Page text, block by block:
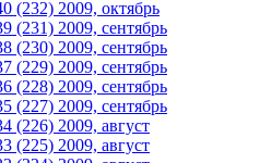
(232) 2009, октябрь
(231) 2009, сентябрь
(230) 2009, сентябрь
(229) 2009, сентябрь
(228) 2009, сентябрь
(227) 2009, сентябрь
(226) 2009, август
(225) 2009, август